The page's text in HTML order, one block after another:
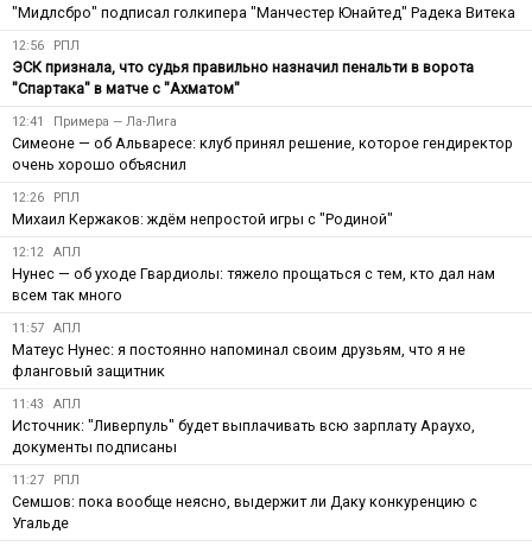
"Мидлсбро" подписал голкипера "Манчестер Юнайтед" Радека Витека
12:56 РПЛ
ЭСК признала, что судья правильно назначил пенальти в ворота
"Спартака" в матче с "Ахматом"
12:41 Примера — Ла-Лига
Симеоне — об Альваресе: клуб принял решение, которое гендиректор
очень хорошо объяснил
12:26 РПЛ
Михаил Кержаков: ждём непростой игры с "Родиной"
12:12 АПЛ
Нунес — об уходе Гвардиолы: тяжело прощаться с тем, кто дал нам
всем так много
11:57 АПЛ
Матеус Нунес: я постоянно напоминал своим друзьям, что я не
фланговый защитник
11:43 АПЛ
Источник: "Ливерпуль" будет выплачивать всю зарплату Араухо,
документы подписаны
11:27 РПЛ
Семшов: пока вообще неясно, выдержит ли Даку конкуренцию с
Угальде